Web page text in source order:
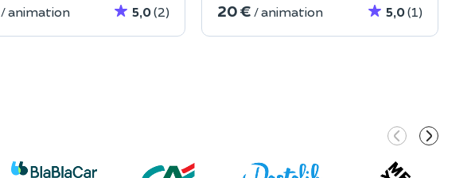
/ animation 5,0(2) 20 € / animation 5,0(1)